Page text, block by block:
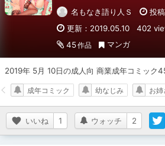
名もなき語り人Ｓ
投
更新：2019.05.10
402
45作品 マンガ
2019年 5月 10日の成人向 商業成年コミック
いいね 1 ウォッチ 2
成年コミック 幼なじみ お姉